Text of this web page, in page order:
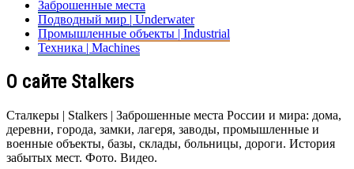
Заброшенные места
Подводный мир | Underwater
Промышленные объекты | Industrial
Техника | Machines
О сайте Stalkers
Сталкеры | Stalkers | Заброшенные места России и мира: дома,
деревни, города, замки, лагеря, заводы, промышленные и
военные объекты, базы, склады, больницы, дороги. История
забытых мест. Фото. Видео.